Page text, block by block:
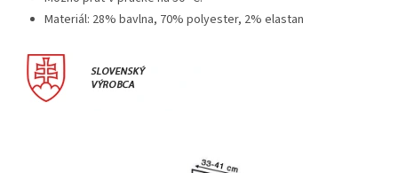
Materiál: 28% bavlna, 70% polyester, 2% elastan